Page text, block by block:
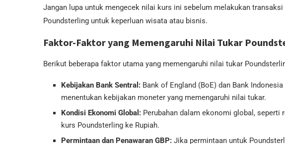
Jangan lupa untuk mengecek nilai kurs ini sebelum melakukan
Poundsterling untuk keperluan wisata atau bisnis.
Faktor-Faktor yang Memengaruhi Nilai Tukar
Berikut beberapa faktor utama yang memengaruhi nilai tukar
Kebijakan Bank Sentral: Bank of England (BoE) dan Bank
menentukan kebijakan moneter yang memengaruhi nilai tukar.
Kondisi Ekonomi Global: Perubahan dalam ekonomi global, seperti
kurs Poundsterling ke Rupiah.
Permintaan dan Penawaran GBP: Jika permintaan untuk